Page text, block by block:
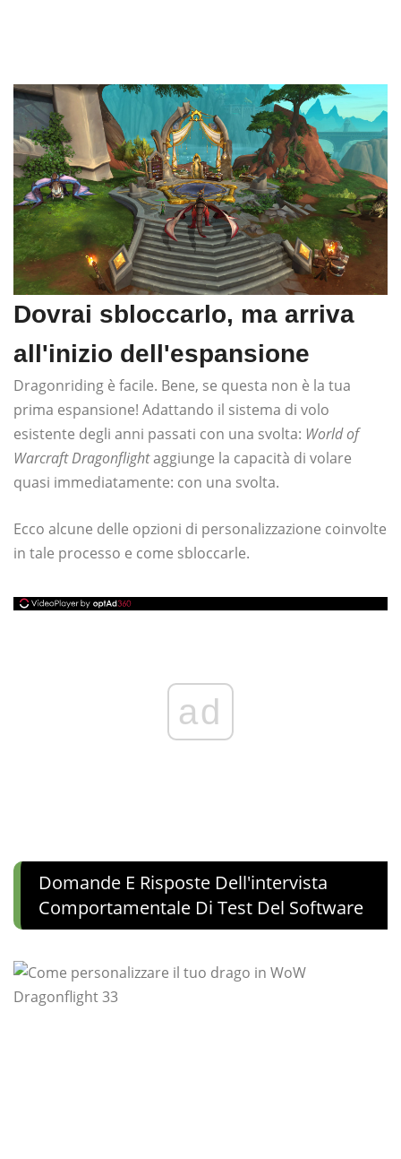
Dovrai sbloccarlo, ma arriva
all'inizio dell'espansione
Dragonriding è facile. Bene, se questa non è la tua
prima espansione! Adattando il sistema di volo
esistente degli anni passati con una svolta: World of
Warcraft Dragonflightaggiunge la capacità di volare
quasi immediatamente: con una svolta.
Ecco alcune delle opzioni di personalizzazione coinvolte
in tale processo e come sbloccarle.
ad
Domande E Risposte Dell'intervista
Comportamentale Di Test Del Software